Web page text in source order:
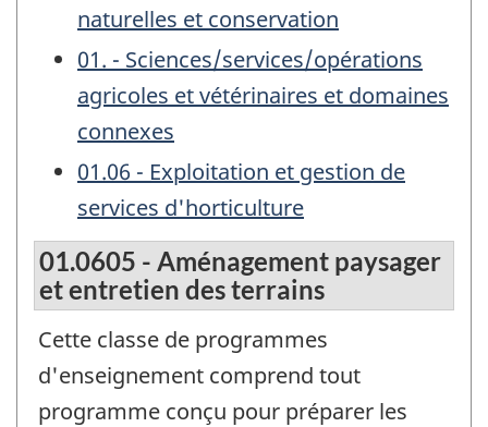
naturelles et conservation
01. - Sciences/services/opérations
agricoles et vétérinaires et domaines
connexes
01.06 - Exploitation et gestion de
services d'horticulture
01.0605 - Aménagement paysager
et entretien des terrains
Cette classe de programmes
d'enseignement comprend tout
programme conçu pour préparer les